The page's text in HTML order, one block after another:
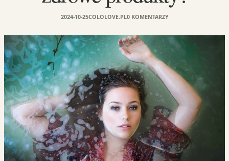
2024-10-25COLOLOVE.PL0 KOMENTARZY